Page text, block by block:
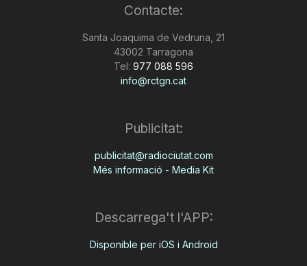
Contacte:
Santa Joaquima de Vedruna, 21
43002 Tarragona
Tel: 977 088 596
info@rctgn.cat
Publicitat:
publicitat@radiociutat.com
Més informació - Media Kit
Descarrega't l'APP:
Disponible per iOS i Android